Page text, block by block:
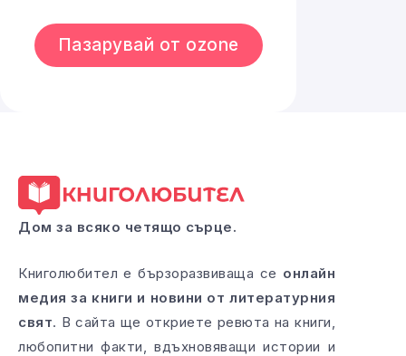
Пазарувай от ozone
Дом за всяко четящо сърце.
Книголюбител е бързоразвиваща се онлайн
медия за книги и новини от литературния
свят. В сайта ще откриете ревюта на книги,
любопитни факти, вдъхновяващи истории и